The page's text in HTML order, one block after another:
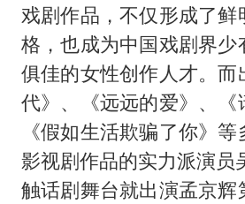
戏剧作品，不仅形成了鲜
格，也成为中国戏剧界少
俱佳的女性创作人才。而
代》、《远远的爱》、《
《假如生活欺骗了你》
影视剧作品的实力派演员
触话剧舞台就出演孟京辉